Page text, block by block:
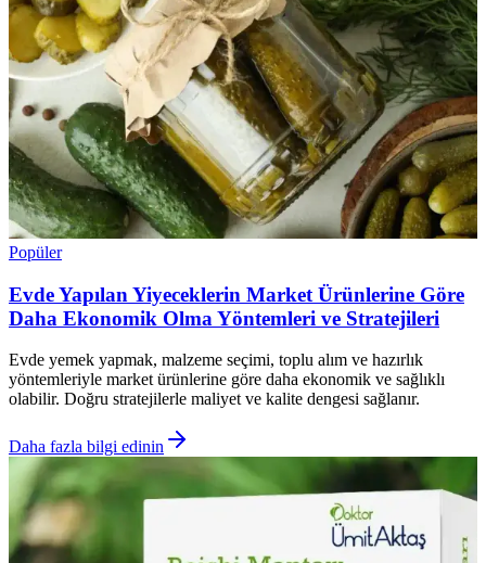
Popüler
Evde Yapılan Yiyeceklerin Market Ürünlerine Göre
Daha Ekonomik Olma Yöntemleri ve Stratejileri
Evde yemek yapmak, malzeme seçimi, toplu alım ve hazırlık
yöntemleriyle market ürünlerine göre daha ekonomik ve sağlıklı
olabilir. Doğru stratejilerle maliyet ve kalite dengesi sağlanır.
Daha fazla bilgi edinin